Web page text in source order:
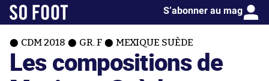
S’abonner au mag
CDM 2018 GR. F MEXIQUE SUÈDE
Les compositions de